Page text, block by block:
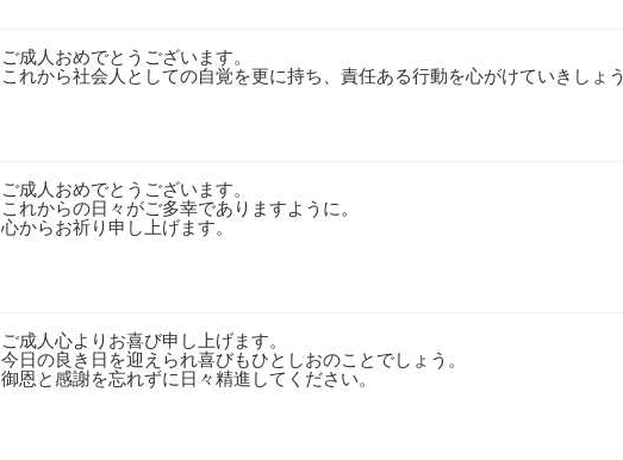
ご成人おめでとうございます。
これから社会人としての自覚を更に持ち、責任ある行動を心がけていきしょう
ご成人おめでとうございます。
これからの日々がご多幸でありますように。
心からお祈り申し上げます。
ご成人心よりお喜び申し上げます。
今日の良き日を迎えられ喜びもひとしおのことでしょう。
御恩と感謝を忘れずに日々精進してください。